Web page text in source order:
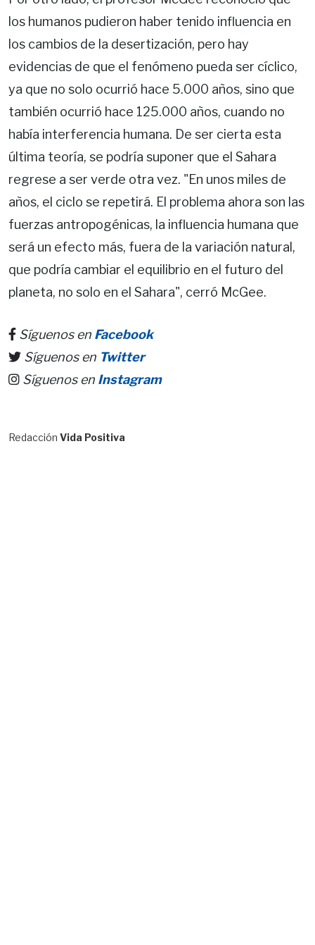
los humanos pudieron haber tenido influencia en
los cambios de la desertización, pero hay
evidencias de que el fenómeno pueda ser cíclico,
ya que no solo ocurrió hace 5.000 años, sino que
también ocurrió hace 125.000 años, cuando no
había interferencia humana. De ser cierta esta
última teoría, se podría suponer que el Sahara
regrese a ser verde otra vez. "En unos miles de
años, el ciclo se repetirá. El problema ahora son las
fuerzas antropogénicas, la influencia humana que
será un efecto más, fuera de la variación natural,
que podría cambiar el equilibrio en el futuro del
planeta, no solo en el Sahara", cerró McGee.
Síguenos en Facebook
Síguenos en Twitter
Síguenos en Instagram
Redacción Vida Positiva